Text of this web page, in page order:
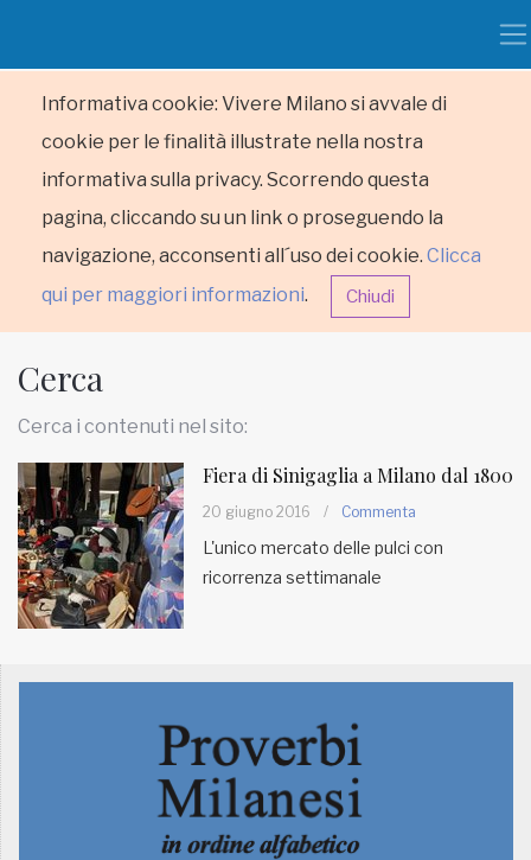
Informativa cookie: Vivere Milano si avvale di
cookie per le finalità illustrate nella nostra
informativa sulla privacy. Scorrendo questa
pagina, cliccando su un link o proseguendo la
navigazione, acconsenti all´uso dei cookie. Clicca
qui per maggiori informazioni. Chiudi
HOME
RUBRICHE
MUNICIPI
www.viveremilano.info
Fondato e diretto da Enzo De
Cerca
Cerca i contenuti nel sito:
Fiera di Sinigaglia a Milano dal 1800
20 giugno 2016 / Commenta
L'unico mercato delle pulci con
ricorrenza settimanale